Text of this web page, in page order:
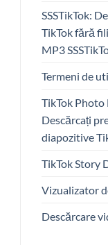
SSSTikTok:
TikTok fără
MP3
Termeni de
TikTok
Descărcați
diapozitive
TikTok Story
Vizualizator
Descărcare